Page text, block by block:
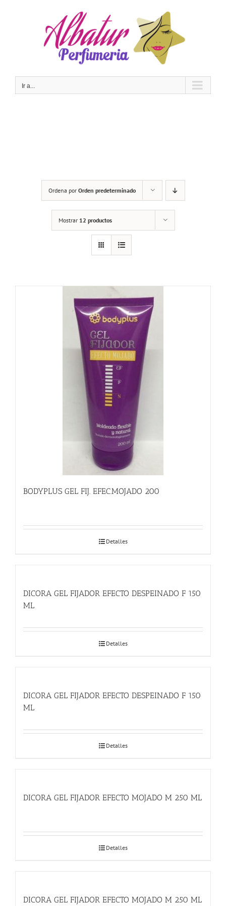
Ir a...
Ordena por Orden predeterminado
Mostrar 12 productos
BODYPLUS GEL FIJ. EFEC.MOJADO 200
Detalles
DICORA GEL FIJADOR EFECTO DESPEINADO F 150
ML
Detalles
DICORA GEL FIJADOR EFECTO DESPEINADO F 150
ML
Detalles
DICORA GEL FIJADOR EFECTO MOJADO M 250 ML
Detalles
DICORA GEL FIJADOR EFECTO MOJADO M 250 ML